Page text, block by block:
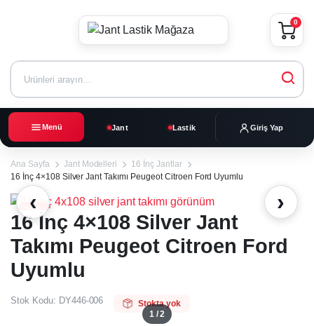
Menü Jant Lastik Giriş Yap
0
Ana Sayfa Jant Modelleri
16 İnç Jantlar
16 İnç 4×108 Silver Jant Takımı Peugeot Citroen Ford Uyumlu
24%
‹
1 / 2
›
16 İnç 4×108 Silver Jant
Takımı Peugeot Citroen Ford
Uyumlu
Stok Kodu: DY446-006 Stokta yok